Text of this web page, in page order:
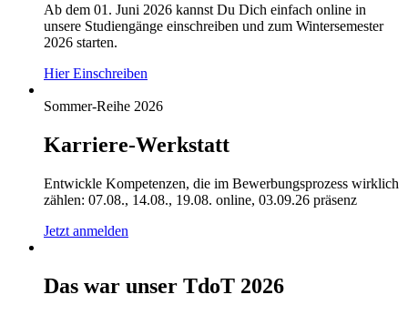
Ab dem 01. Juni 2026 kannst Du Dich einfach online in
unsere Studiengänge einschreiben und zum Wintersemester
2026 starten.
Hier Einschreiben
Sommer-Reihe 2026
Karriere-Werkstatt
Entwickle Kompetenzen, die im Bewerbungsprozess wirklich
zählen: 07.08., 14.08., 19.08. online, 03.09.26 präsenz
Jetzt anmelden
Das war unser TdoT 2026